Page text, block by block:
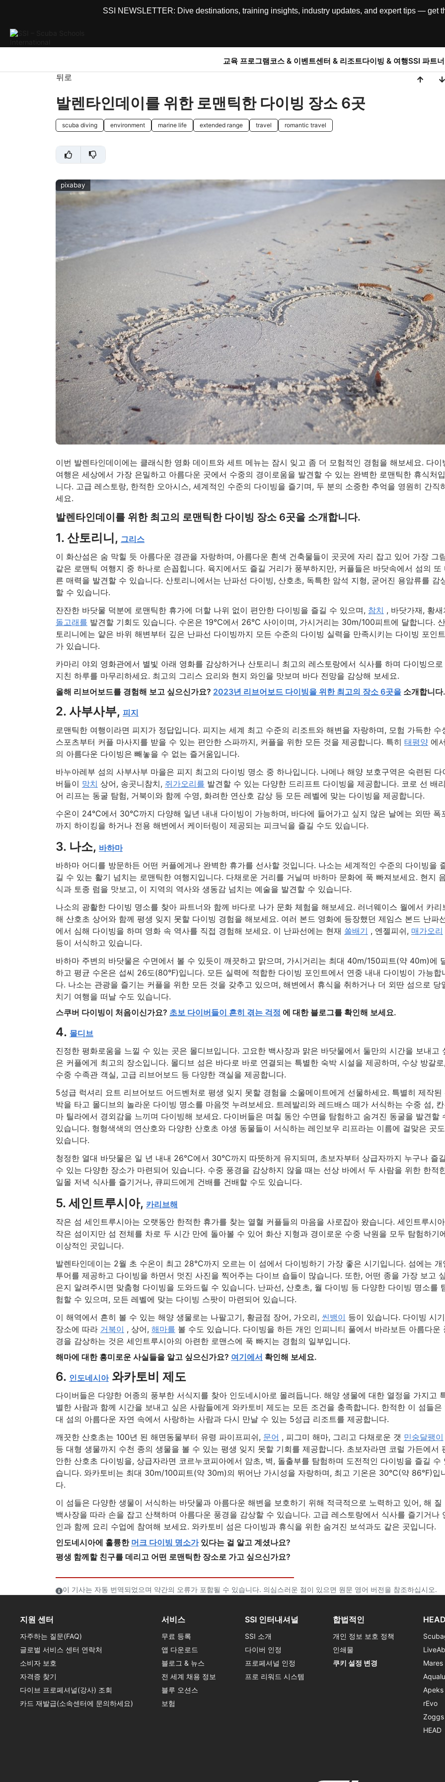
SSI NEWSLETTER: Dive destinations, training insights, industry updates, and expert tips — get
교육 프로그램코스 & 이벤트센터 & 리조트다이빙 & 여행SSI 파트너
뒤로
발렌타인데이를 위한 로맨틱한 다이빙 장소 6곳
scuba diving environment marine life extended range travel romantic travel
pixabay
이번 발렌타인데이에는 클래식한 영화 데이트와 세트 메뉴는 잠시 잊고 좀 더 모험적인 경험을 해보세요. 다이
여행은 세상에서 가장 은밀하고 아름다운 곳에서 수중의 경이로움을 발견할 수 있는 완벽한 로맨틱한 휴식처입
니다. 고급 레스토랑, 한적한 오아시스, 세계적인 수준의 다이빙을 즐기며, 두 분의 소중한 추억을 영원히 간직
세요.
발렌타인데이를 위한 최고의 로맨틱한 다이빙 장소 6곳을 소개합니다.
1. 산토리니, 그리스
이 화산섬은 숨 막힐 듯 아름다운 경관을 자랑하며, 아름다운 흰색 건축물들이 곳곳에 자리 잡고 있어 가장 그
같은 로맨틱 여행지 중 하나로 손꼽힙니다. 육지에서도 즐길 거리가 풍부하지만, 커플들은 바닷속에서 섬의 또
른 매력을 발견할 수 있습니다. 산토리니에서는 난파선 다이빙, 산호초, 독특한 암석 지형, 굳어진 용암류를 감
할 수 있습니다.
잔잔한 바닷물 덕분에 로맨틱한 휴가에 더할 나위 없이 편안한 다이빙을 즐길 수 있으며, 참치 , 바닷가재, 황새
돌고래를 발견할 기회도 있습니다. 수온은 19°C에서 26°C 사이이며, 가시거리는 30m/100피트에 달합니다. 산
토리니에는 얕은 바위 해변부터 깊은 난파선 다이빙까지 모든 수준의 다이빙 실력을 만족시키는 다이빙 포인트
가 있습니다.
카마리 야외 영화관에서 별빛 아래 영화를 감상하거나 산토리니 최고의 레스토랑에서 식사를 하며 다이빙으로
지친 하루를 마무리하세요. 최고의 그리스 요리와 현지 와인을 맛보며 바다 전망을 감상해 보세요.
올해 리브어보드를 경험해 보고 싶으신가요? 2023년 리브어보드 다이빙을 위한 최고의 장소 6곳을소개합니다.
2. 사부사부, 피지
로맨틱한 여행이라면 피지가 정답입니다. 피지는 세계 최고 수준의 리조트와 해변을 자랑하며, 모험 가득한 수
스포츠부터 커플 마사지를 받을 수 있는 편안한 스파까지, 커플을 위한 모든 것을 제공합니다. 특히 태평양에서
의 아름다운 다이빙은 빼놓을 수 없는 즐거움입니다.
바누아레부 섬의 사부사부 마을은 피지 최고의 다이빙 명소 중 하나입니다. 나메나 해양 보호구역은 숙련된 다
버들이 망치 상어, 송곳니참치, 쥐가오리를 발견할 수 있는 다양한 드리프트 다이빙을 제공합니다. 코로 선 배리
어 리프는 동굴 탐험, 거북이와 함께 수영, 화려한 연산호 감상 등 모든 레벨에 맞는 다이빙을 제공합니다.
수온이 24°C에서 30°C까지 다양해 일년 내내 다이빙이 가능하며, 바다에 들어가고 싶지 않은 날에는 외딴 폭
까지 하이킹을 하거나 전용 해변에서 케이터링이 제공되는 피크닉을 즐길 수도 있습니다.
3. 나소, 바하마
바하마 어디를 방문하든 어떤 커플에게나 완벽한 휴가를 선사할 것입니다. 나소는 세계적인 수준의 다이빙을
길 수 있는 활기 넘치는 로맨틱한 여행지입니다. 다채로운 거리를 거닐며 바하마 문화에 푹 빠져보세요. 현지
식과 토종 럼을 맛보고, 이 지역의 역사와 생동감 넘치는 예술을 발견할 수 있습니다.
나소의 광활한 다이빙 명소를 찾아 파트너와 함께 바다로 나가 문화 체험을 해보세요. 러너웨이스 월에서 카리
해 산호초 상어와 함께 평생 잊지 못할 다이빙 경험을 해보세요. 여러 본드 영화에 등장했던 제임스 본드 난파
에서 심해 다이빙을 하며 영화 속 역사를 직접 경험해 보세요. 이 난파선에는 현재 쏠배기 , 엔젤피쉬, 매가오리
등이 서식하고 있습니다.
바하마 주변의 바닷물은 수면에서 볼 수 있듯이 깨끗하고 맑으며, 가시거리는 최대 40m/150피트(약 40m)에
하고 평균 수온은 섭씨 26도(80°F)입니다. 모든 실력에 적합한 다이빙 포인트에서 연중 내내 다이빙이 가능합
다. 나소는 관광을 즐기는 커플을 위한 모든 것을 갖추고 있으며, 해변에서 휴식을 취하거나 더 외딴 섬으로 당
치기 여행을 떠날 수도 있습니다.
스쿠버 다이빙이 처음이신가요? 초보 다이버들이 흔히 겪는 걱정 에 대한 블로그를 확인해 보세요.
4. 몰디브
진정한 평화로움을 느낄 수 있는 곳은 몰디브입니다. 고요한 백사장과 맑은 바닷물에서 둘만의 시간을 보내고
은 커플에게 최고의 장소입니다. 몰디브 섬은 바다로 바로 연결되는 특별한 숙박 시설을 제공하며, 수상 방갈로,
수중 수족관 객실, 고급 리브어보드 등 다양한 객실을 제공합니다.
5성급 럭셔리 요트 리브어보드 어드벤처로 평생 잊지 못할 경험을 소울메이트에게 선물하세요. 특별히 제작된
박을 타고 몰디브의 놀라운 다이빙 명소를 마음껏 누려보세요. 트레발리와 레드배스 떼가 서식하는 수중 섬,
마 틸라에서 경외감을 느끼며 다이빙해 보세요. 다이버들은 며칠 동안 수면을 탐험하고 숨겨진 동굴을 발견할
있습니다. 형형색색의 연산호와 다양한 산호초 야생 동물들이 서식하는 레인보우 리프라는 이름에 걸맞은 곳도
있습니다.
청정한 열대 바닷물은 일 년 내내 26°C에서 30°C까지 따뜻하게 유지되며, 초보자부터 상급자까지 누구나 즐길
수 있는 다양한 장소가 마련되어 있습니다. 수중 풍경을 감상하지 않을 때는 선상 바에서 두 사람을 위한 한적
일몰 저녁 식사를 즐기거나, 큐피드에게 건배를 건배할 수도 있습니다.
5. 세인트루시아, 카리브해
작은 섬 세인트루시아는 오랫동안 한적한 휴가를 찾는 열혈 커플들의 마음을 사로잡아 왔습니다. 세인트루시
작은 섬이지만 섬 전체를 차로 두 시간 만에 돌아볼 수 있어 화산 지형과 경이로운 수중 낙원을 모두 탐험하기
이상적인 곳입니다.
발렌타인데이는 2월 초 수온이 최고 28°C까지 오르는 이 섬에서 다이빙하기 가장 좋은 시기입니다. 섬에는 개
투어를 제공하고 다이빙을 하면서 멋진 사진을 찍어주는 다이브 숍들이 많습니다. 또한, 어떤 종을 가장 보고 싶
은지 알려주시면 맞춤형 다이빙을 도와드릴 수 있습니다. 난파선, 산호초, 월 다이빙 등 다양한 다이빙 명소를
험할 수 있으며, 모든 레벨에 맞는 다이빙 스팟이 마련되어 있습니다.
이 해역에서 흔히 볼 수 있는 해양 생물로는 나팔고기, 황금점 장어, 가오리, 씬뱅이 등이 있습니다. 다이빙 시
장소에 따라 거북이 , 상어, 해마를 볼 수도 있습니다. 다이빙을 하든 개인 인피니티 풀에서 바라보든 아름다운
경을 감상하는 것은 세인트루시아의 아련한 로맨스에 푹 빠지는 경험의 일부입니다.
해마에 대한 흥미로운 사실들을 알고 싶으신가요? 여기에서 확인해 보세요.
6. 인도네시아와카토비 제도
다이버들은 다양한 어종의 풍부한 서식지를 찾아 인도네시아로 몰려듭니다. 해양 생물에 대한 열정을 가지고
별한 사람과 함께 시간을 보내고 싶은 사람들에게 와카토비 제도는 모든 조건을 충족합니다. 한적한 이 섬들은
대 섬의 아름다운 자연 속에서 사랑하는 사람과 다시 만날 수 있는 5성급 리조트를 제공합니다.
깨끗한 산호초는 100년 된 해면동물부터 유령 파이프피쉬, 문어 , 피그미 해마, 그리고 다채로운 갯 민숭달팽이
등 대형 생물까지 수천 종의 생물을 볼 수 있는 평생 잊지 못할 기회를 제공합니다. 초보자라면 코럴 가든에서
안한 산호초 다이빙을, 상급자라면 코르누코피아에서 암초, 벽, 돌출부를 탐험하며 도전적인 다이빙을 즐길 수
습니다. 와카토비는 최대 30m/100피트(약 30m)의 뛰어난 가시성을 자랑하며, 최고 기온은 30°C(약 86°F)입
다.
이 섬들은 다양한 생물이 서식하는 바닷물과 아름다운 해변을 보호하기 위해 적극적으로 노력하고 있어, 해 질
백사장을 따라 손을 잡고 산책하며 아름다운 풍경을 감상할 수 있습니다. 고급 레스토랑에서 식사를 즐기거나
인과 함께 요리 수업에 참여해 보세요. 와카토비 섬은 다이빙과 휴식을 위한 숨겨진 보석과도 같은 곳입니다.
인도네시아에 훌륭한 머크 다이빙 명소가있다는 걸 알고 계셨나요?
평생 함께할 친구를 데리고 어떤 로맨틱한 장소로 가고 싶으신가요?
이 기사는 자동 번역되었으며 약간의 오류가 포함될 수 있습니다. 의심스러운 점이 있으면 원문 영어 버전을 참조하십시오.
지원 센터
자주하는 질문(FAQ)
글로벌 서비스 센터 연락처
소비자 보호
자격증 찾기
다이브 프로페셔널(강사) 조회
카드 재발급(소속센터에 문의하세요)
서비스
무료 등록
앱 다운로드
블로그 & 뉴스
전 세계 채용 정보
블루 오션스
보험
SSI 인터내셔널
SSI 소개
다이버 인정
프로페셔널 인정
프로 리워드 시스템
합법적인
개인 정보 보호 정책
인쇄물
쿠키 설정 변경
Mares
Apeks
rEvo
Zoggs
HEAD